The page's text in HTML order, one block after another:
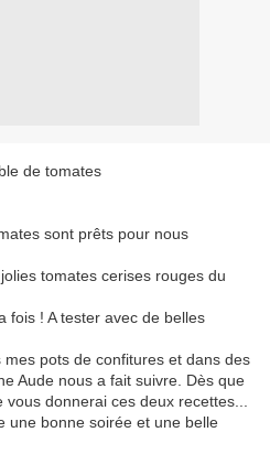
sont prêts pour nous
tomates cerises rouges du
fois ! A tester avec de belles
pots de confitures et dans des
Aude nous a fait suivre. Dès que
donnerai ces deux recettes...
une bonne soirée et une belle